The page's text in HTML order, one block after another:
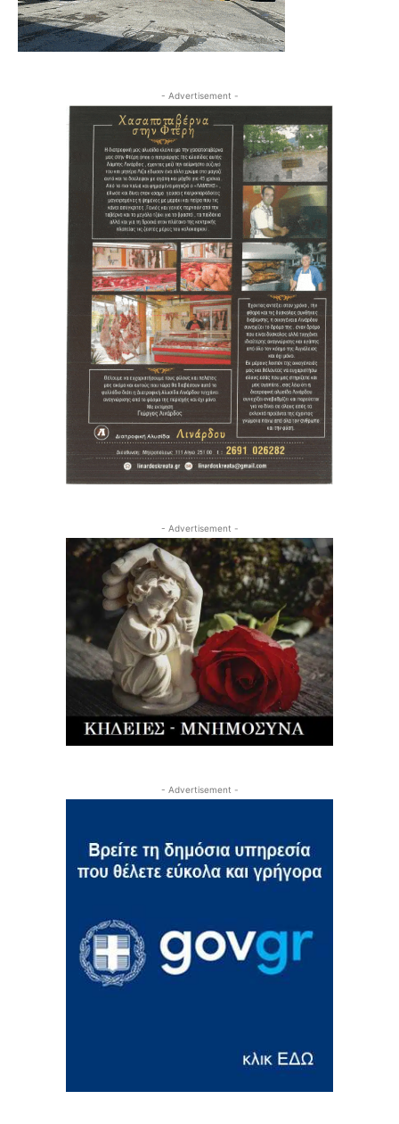
- Advertisement -
- Advertisement -
- Advertisement -